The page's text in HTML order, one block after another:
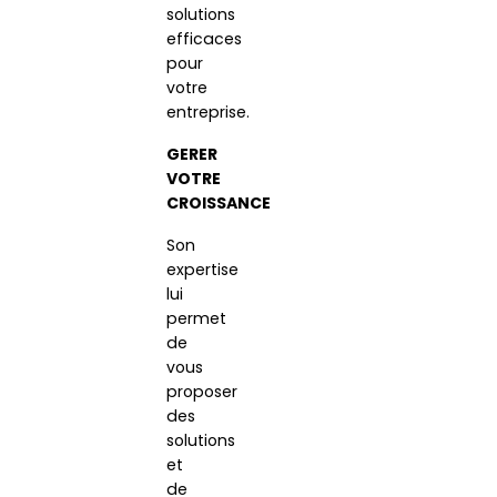
solutions
efficaces
pour
votre
entreprise.
GERER
VOTRE
CROISSANCE
Son
expertise
lui
permet
de
vous
proposer
des
solutions
et
de